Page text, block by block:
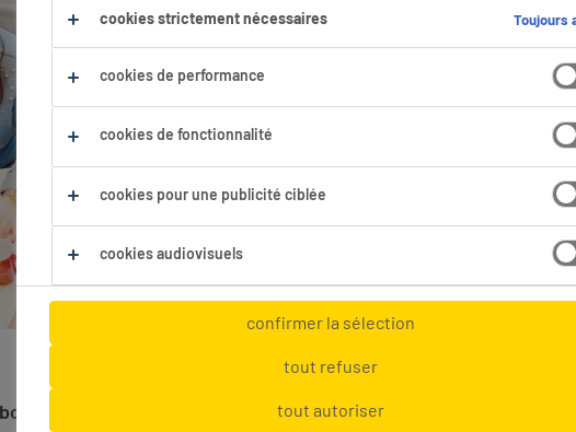
satisfaits et impliqués ? Alors
list
est
RH
cookies strictement nécessaires Toujours
cookies de performance
cookies de fonctionnalité
cookies pour une publicité ciblée
cookies audiovisuels
confirmer la sélection
tout refuser
tout autoriser